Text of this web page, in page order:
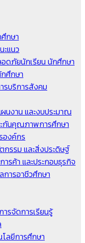
กษา
ะแนว
ดภัยนักเรียน นักศึกษา
ศึกษา
รบริการสังคม
งาน และงบประมาณ
ะกันคุณภาพการศึกษา
องค์กร
กรรม และสิ่งประดิษฐ์
รค้า และประกอบธุรกิจ
การอาชีวศึกษา
รจัดการเรียนรู้
โลยีการศึกษา